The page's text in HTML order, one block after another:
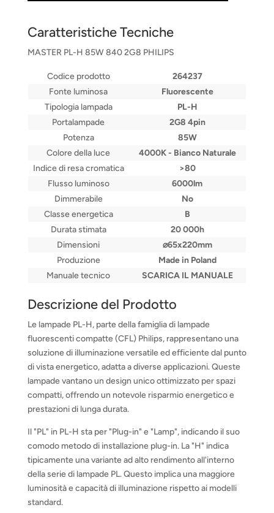
Caratteristiche Tecniche
MASTER PL-H 85W 840 2G8 PHILIPS
Codice prodotto
264237
Fonte luminosa
Fluorescente
Tipologia lampada
PL-H
Portalampade
2G8 4pin
Potenza
85W
Colore della luce
4000K - Bianco Naturale
Indice di resa cromatica
>80
Flusso luminoso
6000lm
Dimmerabile
No
Classe energetica
B
Durata stimata
20 000h
Dimensioni
⌀65x220mm
Produzione
Made in Poland
Manuale tecnico
SCARICA IL MANUALE
Descrizione del Prodotto
Le lampade PL-H, parte della famiglia di lampade
fluorescenti compatte (CFL) Philips, rappresentano una
soluzione di illuminazione versatile ed efficiente dal punto
di vista energetico, adatta a diverse applicazioni. Queste
lampade vantano un design unico ottimizzato per spazi
compatti, offrendo un notevole risparmio energetico e
prestazioni di lunga durata.
Il "PL" in PL-H sta per "Plug-in" e "Lamp", indicando il suo
comodo metodo di installazione plug-in. La "H" indica
tipicamente una variante ad alto rendimento all'interno
della serie di lampade PL. Questo implica una maggiore
luminosità e capacità di illuminazione rispetto ai modelli
standard.